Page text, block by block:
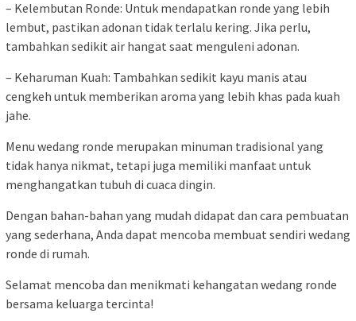
– Kelembutan Ronde: Untuk mendapatkan ronde yang lebih
lembut, pastikan adonan tidak terlalu kering. Jika perlu,
tambahkan sedikit air hangat saat menguleni adonan.
– Keharuman Kuah: Tambahkan sedikit kayu manis atau
cengkeh untuk memberikan aroma yang lebih khas pada kuah
jahe.
Menu wedang ronde merupakan minuman tradisional yang
tidak hanya nikmat, tetapi juga memiliki manfaat untuk
menghangatkan tubuh di cuaca dingin.
Dengan bahan-bahan yang mudah didapat dan cara pembuatan
yang sederhana, Anda dapat mencoba membuat sendiri wedang
ronde di rumah.
Selamat mencoba dan menikmati kehangatan wedang ronde
bersama keluarga tercinta!